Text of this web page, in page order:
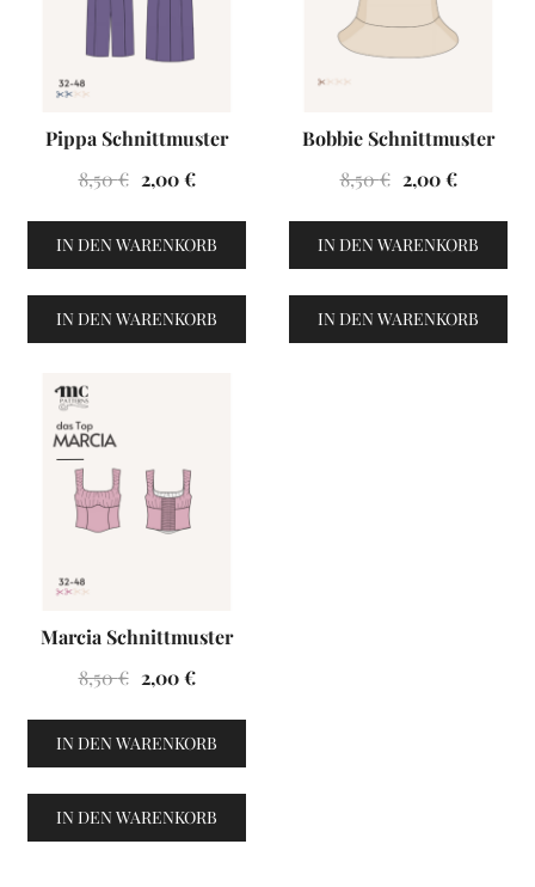
Pippa Schnittmuster
8,50€ Ursprünglicher
war:
8,50 €
2,00€Aktueller
ist:
2,00 €.
IN DEN WARENKORB
IN DEN WARENKORB
Bobbie Schnittmuster
8,50€
war:
8,50 €
2,00€
ist:
2,00 €.
IN DEN WARENKORB
IN DEN WARENKORB
VENTES À 2€
Marcia Schnittmuster
8,50€ Ursprünglicher
war:
8,50 €
2,00€Aktueller
ist:
2,00 €.
IN DEN WARENKORB
IN DEN WARENKORB